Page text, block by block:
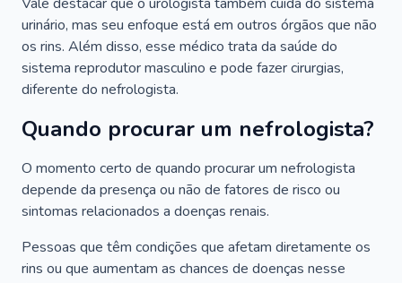
urinário, mas seu enfoque está em outros órgãos que não
os rins. Além disso, esse médico trata da saúde do
sistema reprodutor masculino e pode fazer cirurgias,
diferente do nefrologista.
Quando procurar um nefrologista?
O momento certo de quando procurar um nefrologista
depende da presença ou não de fatores de risco ou
sintomas relacionados a doenças renais.
Pessoas que têm condições que afetam diretamente os
rins ou que aumentam as chances de doenças nesse